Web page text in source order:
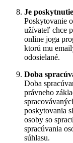
Je
Poskytovanie
užívateľ chce
online joga
ktorú mu
odosielané.
Doba
Doba
právneho
poskytovania
osoby so
spracúvania
súhlasu.